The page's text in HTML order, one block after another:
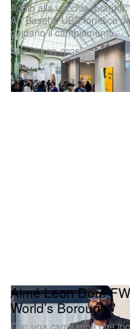
Arte
Addio alla vecchia
Art Basel & UBS fornisce
guidano il cambiamento.
Oct 30, 2025
Aimé Leon Dore
World’s Borough”
Con una campagna che